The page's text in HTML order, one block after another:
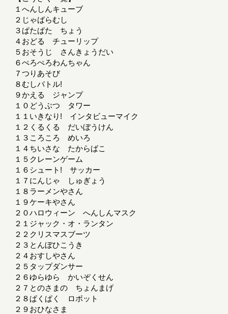
１へんしんキューブ
２じゃばらむし
３ぱたぱた ちょう
４おどる チューリップ
５おそうじ さんきょうだい
６ぺろぺろわんちゃん
７つりあそび
８むしバトル!
９かえる ジャンプ
１０どうぶつ タワー
１１いきなり! インタビューマイク
１２くるくる だいぼうけん
１３ころころ めいろ
１４ちいさな たからばこ
１５クレーンゲーム
１６シュート! サッカー
１７にんじゃ しゅぎょう
１８ラーメンやさん
１９ケーキやさん
２０ハロウィーン へんしんマスク
２１ジャック・オ・ランタン
２２クリスマスブーツ
２３とんぼひこうき
２４おすしやさん
２５タップダンサー
２６ゆらゆら かいぞくせん
２７とのさまの ちょんまげ
２８ぱくぱく ロボット
２９おひなさま